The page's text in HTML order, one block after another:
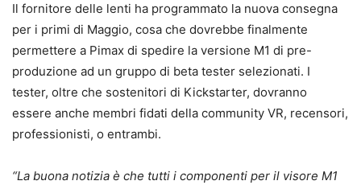
Il fornitore delle lenti ha programmato la nuova consegna
per i primi di Maggio, cosa che dovrebbe finalmente
permettere a Pimax di spedire la versione M1 di pre-
produzione ad un gruppo di beta tester selezionati. I
tester, oltre che sostenitori di Kickstarter, dovranno
essere anche membri fidati della community VR, recensori,
professionisti, o entrambi.
“La buona notizia è che tutti i componenti per il visore M1